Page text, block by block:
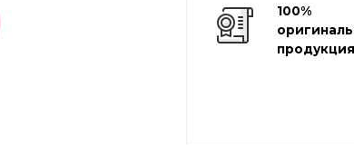
100%
продукция